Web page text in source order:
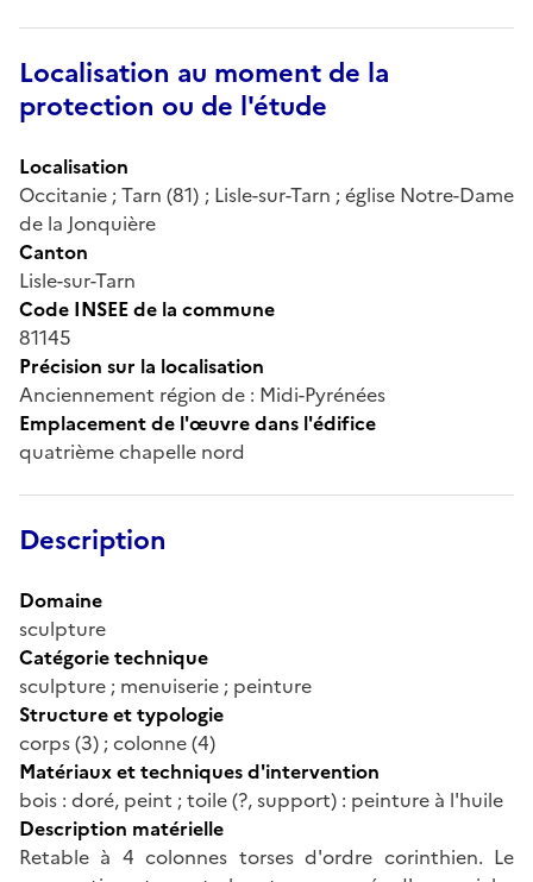
Localisation au moment de la
protection ou de l'étude
Localisation
Occitanie ; Tarn (81) ; Lisle-sur-Tarn ; église Notre-Dame
de la Jonquière
Canton
Lisle-sur-Tarn
Code INSEE de la commune
81145
Précision sur la localisation
Anciennement région de : Midi-Pyrénées
Emplacement de l'œuvre dans l'édifice
quatrième chapelle nord
Description
Domaine
sculpture
Catégorie technique
sculpture ; menuiserie ; peinture
Structure et typologie
corps (3) ; colonne (4)
Matériaux et techniques d'intervention
bois : doré, peint ; toile (?, support) : peinture à l'huile
Description matérielle
Retable à 4 colonnes torses d'ordre corinthien. Le